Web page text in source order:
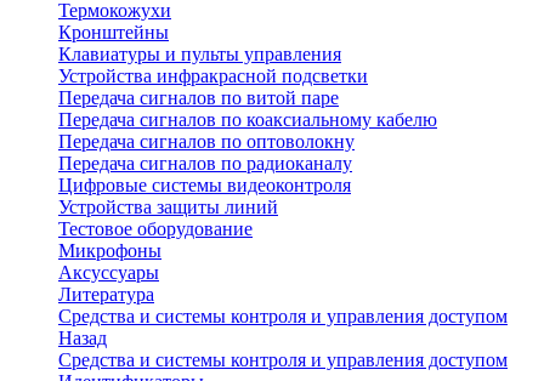
Термокожухи
Кронштейны
Клавиатуры и пульты управления
Устройства инфракрасной подсветки
Передача сигналов по витой паре
Передача сигналов по коаксиальному кабелю
Передача сигналов по оптоволокну
Передача сигналов по радиоканалу
Цифровые системы видеоконтроля
Устройства защиты линий
Тестовое оборудование
Микрофоны
Аксуссуары
Литература
Средства и системы контроля и управления доступом
Назад
Средства и системы контроля и управления доступом